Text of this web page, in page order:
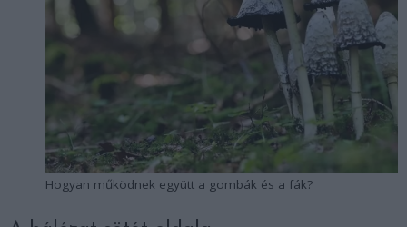
Hogyan működnek együtt a gombák és a fák?